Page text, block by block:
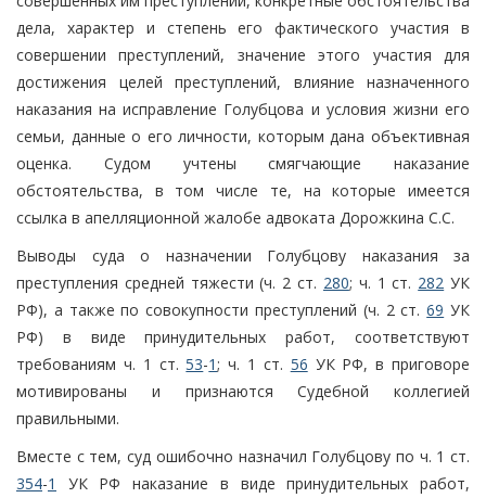
дела, характер и степень его фактического участия в
совершении преступлений, значение этого участия для
достижения целей преступлений, влияние назначенного
наказания на исправление Голубцова и условия жизни его
семьи, данные о его личности, которым дана объективная
оценка. Судом учтены смягчающие наказание
обстоятельства, в том числе те, на которые имеется
ссылка в апелляционной жалобе адвоката Дорожкина С.С.
Выводы суда о назначении Голубцову наказания за
преступления средней тяжести (ч. 2 ст. 280; ч. 1 ст. 282 УК
РФ), а также по совокупности преступлений (ч. 2 ст.69 УК
РФ) в виде принудительных работ, соответствуют
требованиям ч. 1 ст.53-1; ч. 1 ст. 56 УК РФ, в приговоре
мотивированы и признаются Судебной коллегией
правильными.
Вместе с тем, суд ошибочно назначил Голубцову по ч. 1 ст.
354-1
УК РФ наказание в виде принудительных работ,